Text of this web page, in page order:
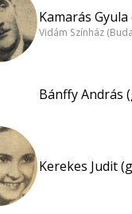
Kamarás Gyula
Vidám Színház
Bánffy András
Kerekes Judit